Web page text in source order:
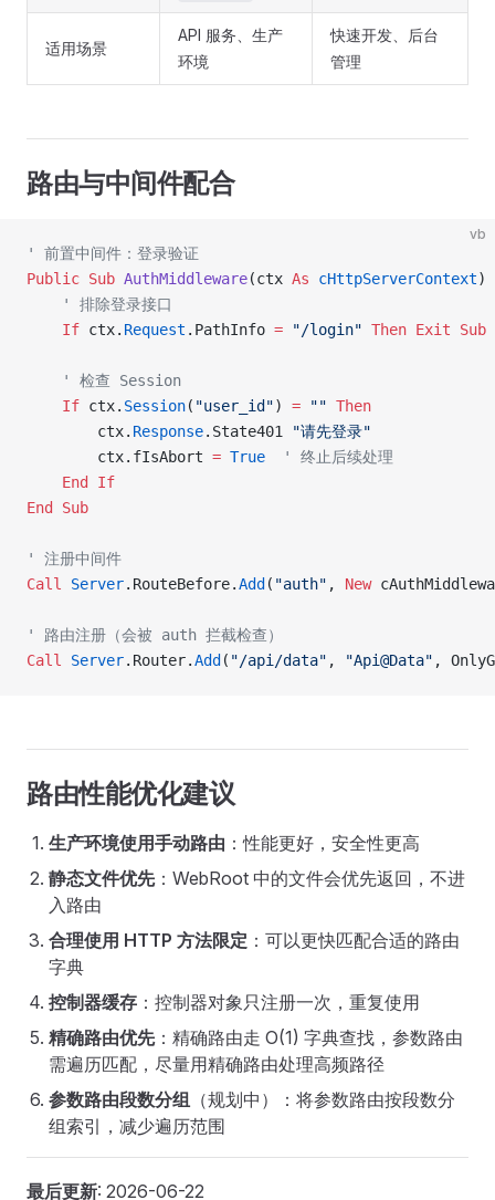
适用场景
API 服务、生产
环境
快速开发、后台
管理
路由与中间件配合
vb
' 前置中间件：登录验证
Public Sub AuthMiddleware(ctx As cHttpServerContext)
    ' 排除登录接口
    If
ctx. Request .PathInfo = "/login" Then Exit Sub
    ' 检查 Session
    If
ctx. Session( "user_id") = "" Then
        ctx.
Response.State401
"请先登录"
        ctx.fIsAbort
= True
  ' 终止后续处理
    End If
End Sub
' 注册中间件
Call Server.RouteBefore.Add ( "auth" , New
' 路由注册（会被 auth 拦截检查）
Call Server.Router.Add ( "/api/data" , "Api@Data" ,
路由性能优化建议
生产环境使用手动路由 ：性能更好，安全性更高
静态文件优先：WebRoot 中的文件会优先返回，不进
入路由
合理使用 HTTP 方法限定 ：可以更快匹配合适的路由
字典
控制器缓存 ：控制器对象只注册一次，重复使用
精确路由优先：精确路由走 O(1) 字典查找，参数路由
需遍历匹配，尽量用精确路由处理高频路径
参数路由段数分组 （规划中）：将参数路由按段数分
组索引，减少遍历范围
最后更新: 2026-06-22